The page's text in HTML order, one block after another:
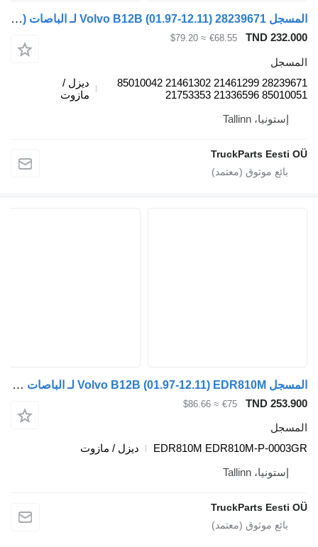
المسجل Volvo B12B (01.97-12.11) 28239671 لـ الباصات Volvo B6, B7, B9, B10, B12 bus (1978-2011)
TND 232.000
€68.55
≈ $79.20
المسجل
28239671 21461299 21461302 85010042
85010051 21336596 21753353
ديزل /
مازوت
إستونيا، Tallinn
TruckParts Eesti OÜ
المسجل Volvo B12B (01.97-12.11) EDR810M لـ الباصات Volvo B6, B7, B9, B10, B12 bus (1978-2011)
TND 253.900
€75
≈ $86.66
المسجل
EDR810M EDR810M-P-0003GR
ديزل / مازوت
إستونيا، Tallinn
TruckParts Eesti OÜ